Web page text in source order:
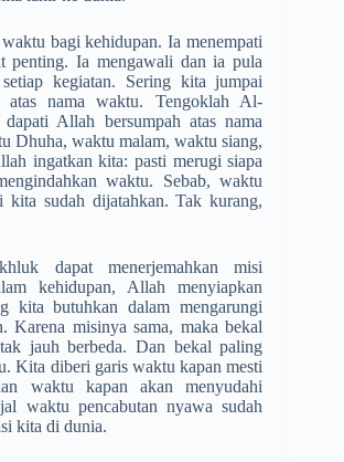
bagi kehidupan. Ia menempati
penting. Ia mengawali dan ia pula
kegiatan. Sering kita jumpai
atas nama waktu. Tengoklah Al-
Allah bersumpah atas nama
Dhuha, waktu malam, waktu siang,
ingatkan kita: pasti merugi siapa
waktu. Sebab, waktu
kita sudah dijatahkan. Tak kurang,
dapat menerjemahkan misi
kehidupan, Allah menyiapkan
kita butuhkan dalam mengarungi
Karena misinya sama, maka bekal
jauh berbeda. Dan bekal paling
Kita diberi garis waktu kapan mesti
waktu kapan akan menyudahi
waktu pencabutan nyawa sudah
kita di dunia.